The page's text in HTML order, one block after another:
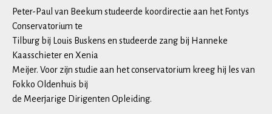
Peter-Paul van Beekum studeerde koordirectie aan het Fontys
Conservatorium te
Tilburg bij Louis Buskens en studeerde zang bij Hanneke
Kaasschieter en Xenia
Meijer. Voor zijn studie aan het conservatorium kreeg hij les van
Fokko Oldenhuis bij
de Meerjarige Dirigenten Opleiding.